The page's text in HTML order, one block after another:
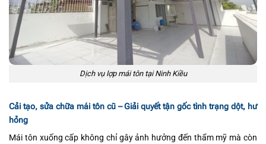
Dịch vụ lợp mái tôn tại Ninh Kiều
Cải tạo, sửa chữa mái tôn cũ – Giải quyết tận gốc tình trạng dột, hư
hỏng
Mái tôn xuống cấp không chỉ gây ảnh hưởng đến thẩm mỹ mà còn